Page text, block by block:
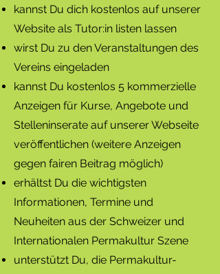
kannst Du dich kostenlos auf unserer
Website als Tutor:in listen lassen
wirst Du zu den Veranstaltungen des
Vereins eingeladen
kannst Du kostenlos 5 kommerzielle
Anzeigen für Kurse, Angebote und
Stelleninserate auf unserer Webseite
veröffentlichen (weitere Anzeigen
gegen fairen Beitrag möglich)
erhältst Du die wichtigsten
Informationen, Termine und
Neuheiten aus der Schweizer und
Internationalen Permakultur Szene
unterstützt Du, die Permakultur-